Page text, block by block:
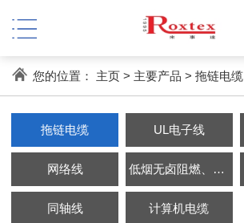
您的位置： 主页> 主要产品 > 拖链电缆
拖链电缆 UL电子线
网络线 低烟无卤阻燃、耐火电缆
同轴线 计算机电缆